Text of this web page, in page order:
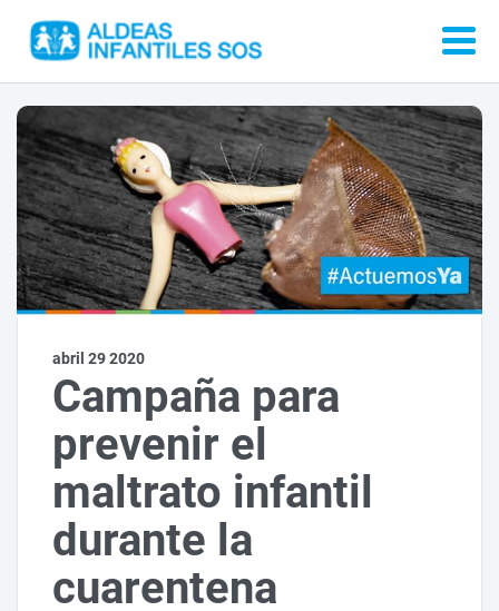
abril 29 2020
Campaña para
prevenir el
maltrato infantil
durante la
cuarentena